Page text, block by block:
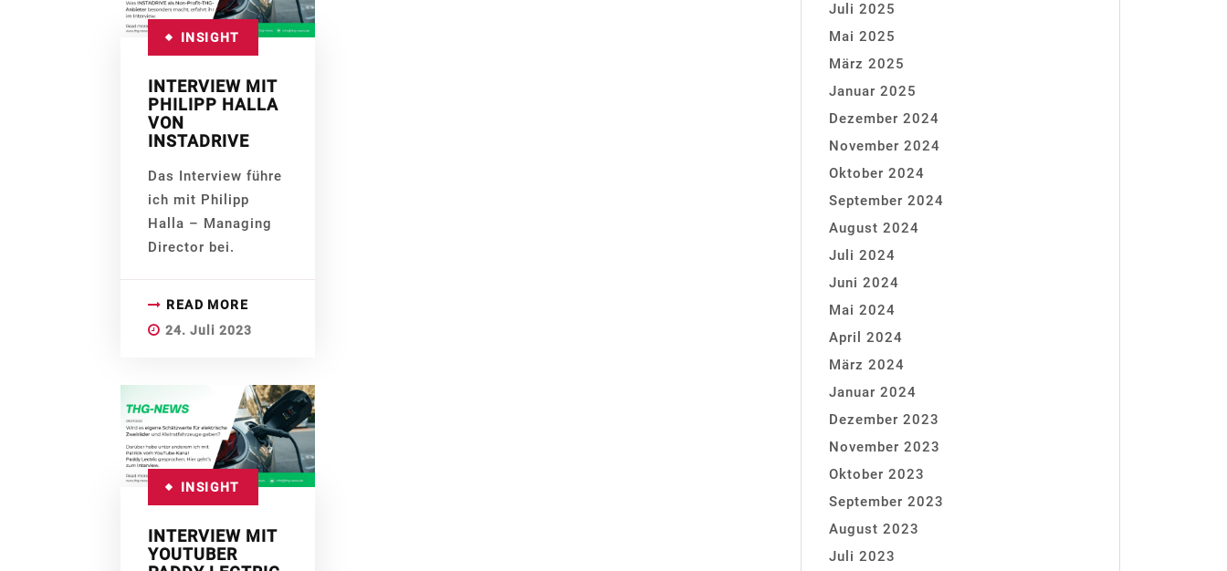
INSIGHT
INTERVIEW MIT
PHILIPP HALLA
VON
INSTADRIVE
Das Interview führe
ich mit Philipp
Halla – Managing
Director bei.
READ MORE
24. Juli 2023
INSIGHT
INTERVIEW MIT
YOUTUBER
Juli 2025
Mai 2025
März 2025
Januar 2025
Dezember 2024
November 2024
Oktober 2024
September 2024
August 2024
Juli 2024
Juni 2024
Mai 2024
April 2024
März 2024
Januar 2024
Dezember 2023
November 2023
Oktober 2023
September 2023
August 2023
Juli 2023